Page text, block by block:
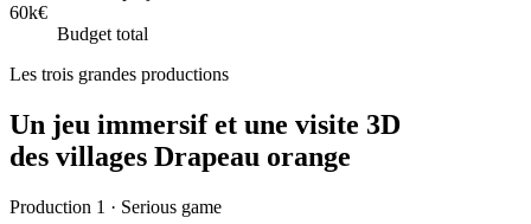
60k€
Budget total
Les trois grandes productions
Un jeu immersif et une visite 3D
des villages Drapeau orange
Production 1 · Serious game